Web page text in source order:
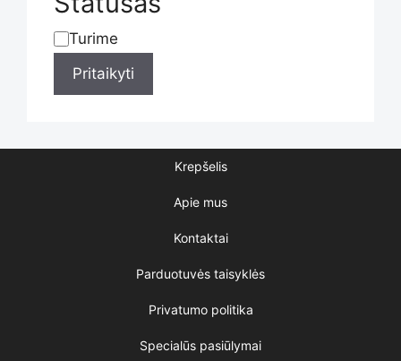
Statusas
Turime
Pritaikyti
Krepšelis
Apie mus
Kontaktai
Parduotuvės taisyklės
Privatumo politika
Specialūs pasiūlymai